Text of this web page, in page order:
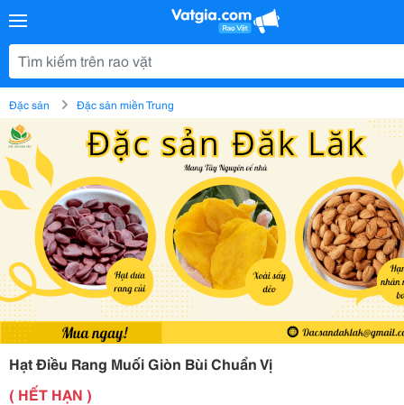
Đặc sản Đặc sản miền Trung
Hạt Điều Rang Muối Giòn Bùi Chuẩn Vị
( HẾT HẠN )